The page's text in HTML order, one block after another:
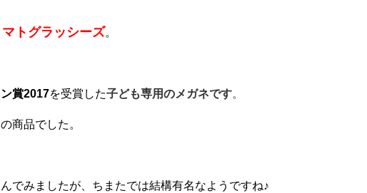
マトグラッシーズ。
賞2017を受賞した子ども専用のメガネです。
商品でした。
でみましたが、ちまたでは結構有名なようですね♪